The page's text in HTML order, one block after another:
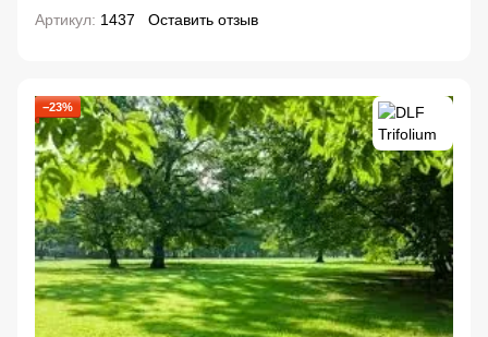
Артикул: 1437 Оставить отзыв
−23%